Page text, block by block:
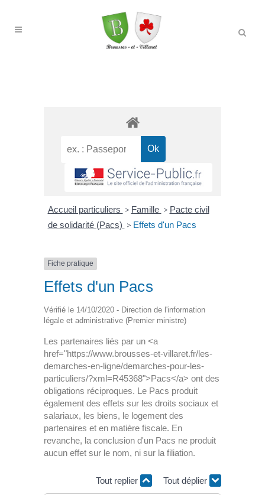
Accueil particuliers > Famille > Pacte civil
de solidarité (Pacs) > Effets d'un Pacs
Fiche pratique
Effets d'un Pacs
Vérifié le 14/10/2020 - Direction de l'information
légale et administrative (Premier ministre)
Les partenaires liés par un <a
href="https://www.brousses-et-villaret.fr/les-
demarches-en-ligne/demarches-pour-les-
particuliers/?xml=R45368">Pacs</a> ont des
obligations réciproques. Le Pacs produit
également des effets sur les droits sociaux et
salariaux, les biens, le logement des
partenaires et en matière fiscale. En
revanche, la conclusion d'un Pacs ne produit
aucun effet sur le nom, ni sur la filiation.
Tout replier Tout déplier